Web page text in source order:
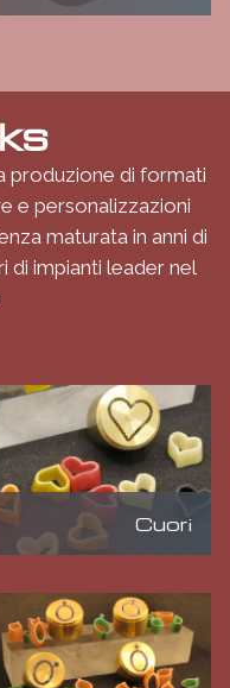
produzione di formati
e personalizzazioni
maturata in anni di
impianti leader nel
Cuori